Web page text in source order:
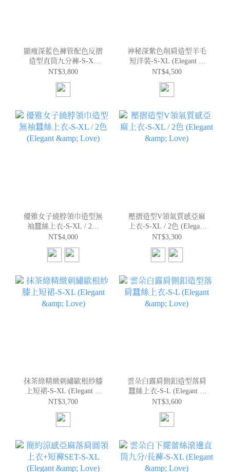
顯瘦深藍色褲管配色反摺
造型直筒九分褲-S-XL
(Elegant & Love)
NT$3,800
神秘深紫色削肩造型羊毛
短洋裝-S-XL (Elegant &
Love)
NT$4,500
優雅女子繞脖領巾造型無
袖蠶絲上衣-S-XL / 2色
(Elegant & Love)
NT$4,000
壓摺造型V領氣質感亞麻
上衣-S-XL / 2色 (Elegant
& Love)
NT$3,300
抹茶綠精緻刺繡歐根紗膝
上短裙-S-XL (Elegant &
Love)
NT$3,700
雲朵白露肩側釦造型落肩
蠶絲上衣-S-L (Elegant &
Love)
NT$3,600